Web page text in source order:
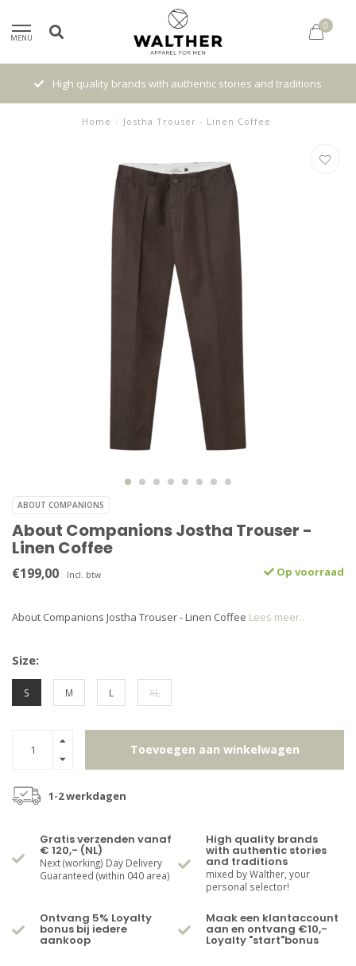
MENU
0
High quality brands with authentic stories and traditions
Home / Jostha Trouser - Linen Coffee
ABOUT COMPANIONS
About Companions Jostha Trouser -
Linen Coffee
€199,00 Incl. btw Op voorraad
About Companions Jostha Trouser - Linen Coffee Lees meer..
Size:
S M L XL
Toevoegen aan winkelwagen
1-2 werkdagen
Gratis verzenden vanaf
€ 120,- (NL)
Next (working) Day Delivery
Guaranteed (within 040 area)
High quality brands
with authentic stories
and traditions
mixed by Walther, your
personal selector!
Ontvang 5% Loyalty
bonus bij iedere
aankoop
Maak een klantaccount
aan en ontvang €10,-
Loyalty "start"bonus